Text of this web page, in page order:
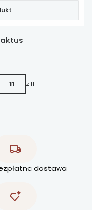
z produktami
z 11
dostawa